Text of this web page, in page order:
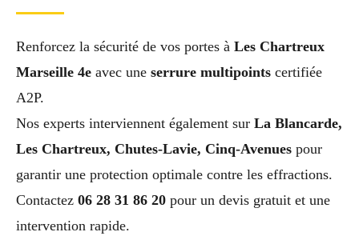
Renforcez la sécurité de vos portes à Les Chartreux
Marseille 4e avec une serrure multipoints certifiée
A2P.
Nos experts interviennent également sur La Blancarde,
Les Chartreux, Chutes-Lavie, Cinq-Avenues pour
garantir une protection optimale contre les effractions.
Contactez 06 28 31 86 20 pour un devis gratuit et une
intervention rapide.